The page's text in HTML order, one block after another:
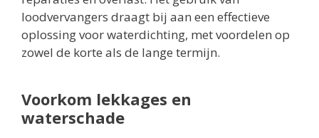
loodvervangers draagt bij aan een effectieve
oplossing voor waterdichting, met voordelen op
zowel de korte als de lange termijn.
Voorkom lekkages en
waterschade